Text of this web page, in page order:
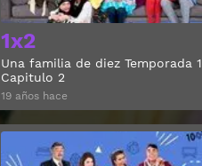
1x2
Una familia de diez Temporada 1
Capitulo 2
19 años hace